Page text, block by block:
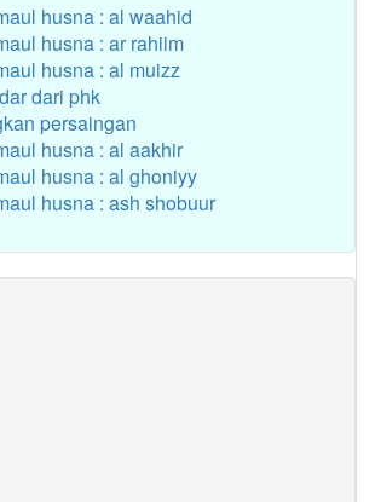
husna : al waahid
husna : ar rahiim
husna : al muizz
dari phk
persaingan
husna : al aakhir
husna : al ghoniyy
husna : ash shobuur